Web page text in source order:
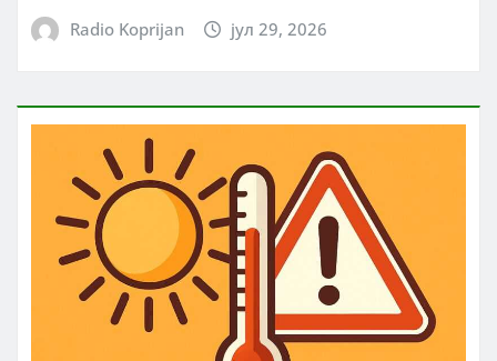
Radio Koprijan јул 29, 2026